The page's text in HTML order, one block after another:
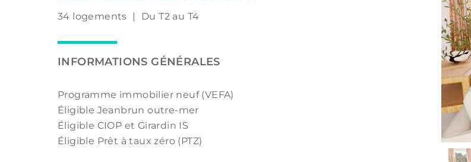
34 logements | Du T2 au T4
INFORMATIONS GÉNÉRALES
Programme immobilier neuf (VEFA)
Éligible Jeanbrun outre-mer
Éligible CIOP et Girardin IS
Éligible Prêt à taux zéro (PTZ)